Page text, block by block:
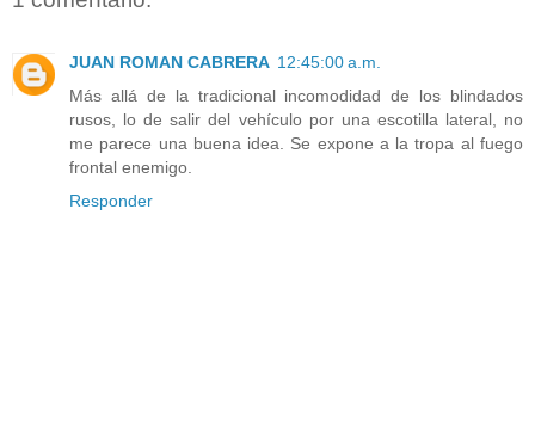
JUAN ROMAN CABRERA 12:45:00 a.m.
Más allá de la tradicional incomodidad de los blindados
rusos, lo de salir del vehículo por una escotilla lateral, no
me parece una buena idea. Se expone a la tropa al fuego
frontal enemigo.
Responder